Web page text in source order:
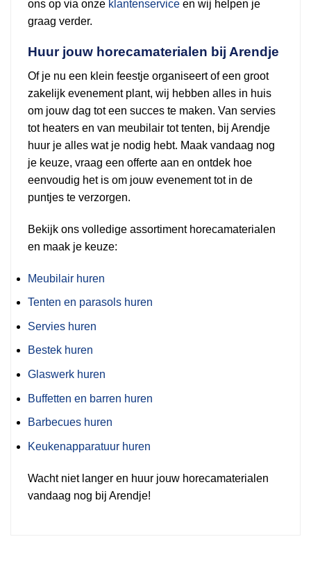
ons op via onze klantenservice en wij helpen je
graag verder.
Huur jouw horecamaterialen bij Arendje
Of je nu een klein feestje organiseert of een groot
zakelijk evenement plant, wij hebben alles in huis
om jouw dag tot een succes te maken. Van servies
tot heaters en van meubilair tot tenten, bij Arendje
huur je alles wat je nodig hebt. Maak vandaag nog
je keuze, vraag een offerte aan en ontdek hoe
eenvoudig het is om jouw evenement tot in de
puntjes te verzorgen.
Bekijk ons volledige assortiment horecamaterialen
en maak je keuze:
Meubilair huren
Tenten en parasols huren
Servies huren
Bestek huren
Glaswerk huren
Buffetten en barren huren
Barbecues huren
Keukenapparatuur huren
Wacht niet langer en huur jouw horecamaterialen
vandaag nog bij Arendje!